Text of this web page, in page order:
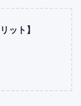
ット】